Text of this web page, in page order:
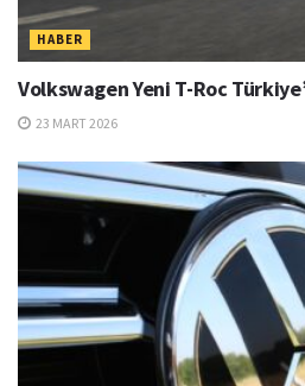
HABER
Volkswagen Yeni T-Roc
23 MART 2026